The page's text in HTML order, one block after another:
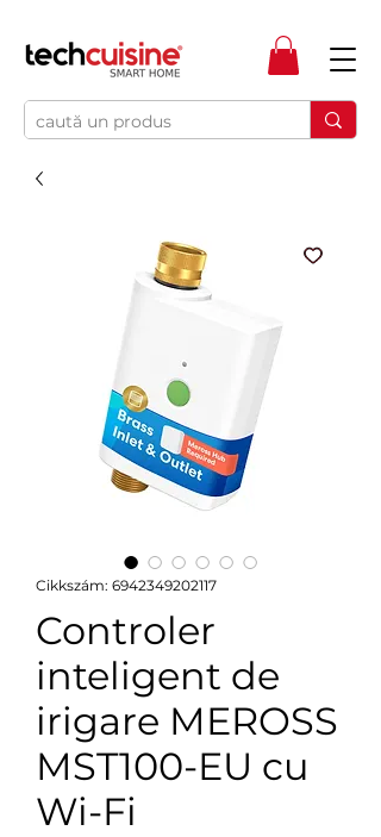
Cikkszám: 6942349202117
Controler
inteligent de
irigare MEROSS
MST100-EU cu
Wi-Fi